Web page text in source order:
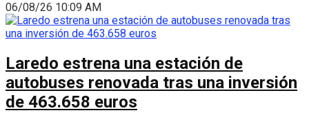
06/08/26 10:09 AM
Laredo estrena una estación de
autobuses renovada tras una inversión
de 463.658 euros